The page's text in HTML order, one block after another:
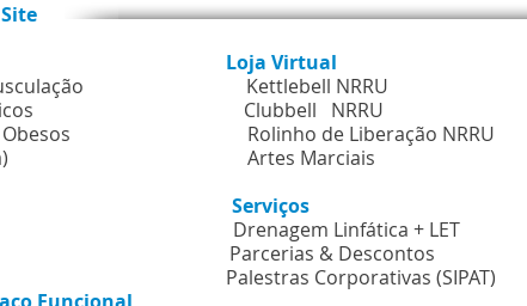
Loja Virtual
Kettlebell NRRU
Clubbell NRRU
Rolinho de Liberação NRRU
) Artes Marciais
Serviços
Drenagem Linfática + LET
Parcerias & Descontos
Palestras Corporativas (SIPAT)